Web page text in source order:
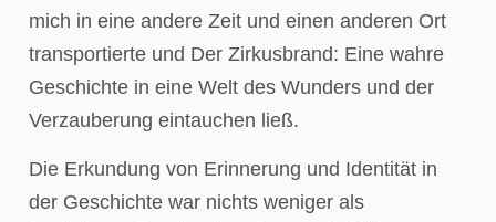
mich in eine andere Zeit und einen anderen Ort
transportierte und Der Zirkusbrand: Eine wahre
Geschichte in eine Welt des Wunders und der
Verzauberung eintauchen ließ.
Die Erkundung von Erinnerung und Identität in
der Geschichte war nichts weniger als